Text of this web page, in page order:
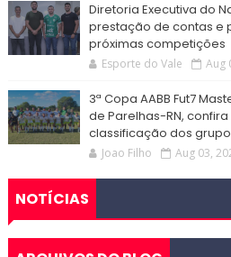
Diretoria Executiva do
prestação de contas e
próximas competições
Esporte do Vale Aug
3ª Copa AABB Fut7
de Parelhas-RN,
classificação dos
Joao Filho Aug 03,
NOTÍCIAS